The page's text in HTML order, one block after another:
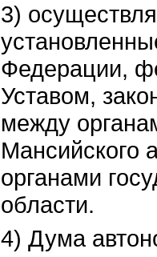
3)
Федерации,
Уставом,
между
Мансийского
органами
области.
4) Дума